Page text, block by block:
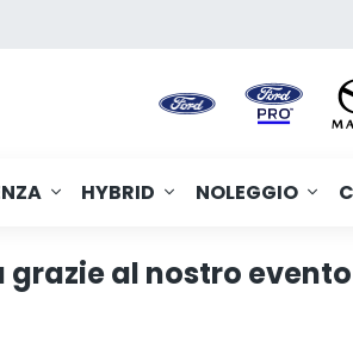
HYBRID NOLEGGIO
grazie al nostro evento